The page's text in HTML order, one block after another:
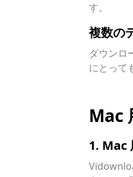
す。
複数の
ダウンロ
にとって
Mac
1. Mac